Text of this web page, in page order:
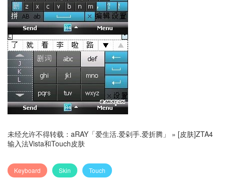
未经允许不得转载： aRAY「爱生活.爱剁手.爱折腾」 » [皮肤]ZTA4
输入法Vista和Touch皮肤
Keyboard Skin Touch